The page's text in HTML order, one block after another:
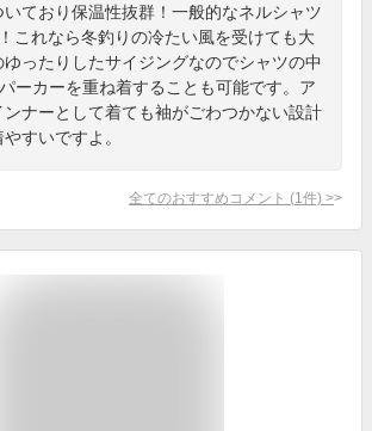
いており保温性抜群！一般的なネルシャツ
これなら冬釣りの冷たい風を受けても大
ったりしたサイジングなのでシャツの中
ーカーを重ね着することも可能です。ア
ンナーとして着ても袖がごわつかない設計
すいですよ。
全てのおすすめコメント (1 件) >